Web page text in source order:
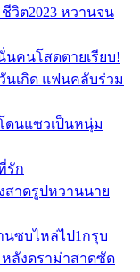
วิต2023 หวานจน
คนโสดตายเรียบ!
นเกิด แฟนคลับร่วม
ดนแซวเป็นหนุ่ม
รัก
สาดรูปหวานนาย
นซบไหล่ไป1กรุบ
ลังดราม่าสาดซัด